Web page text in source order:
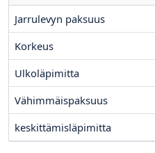
Jarrulevyn paksuus
Korkeus
Ulkoläpimitta
Vähimmäispaksuus
keskittämisläpimitta